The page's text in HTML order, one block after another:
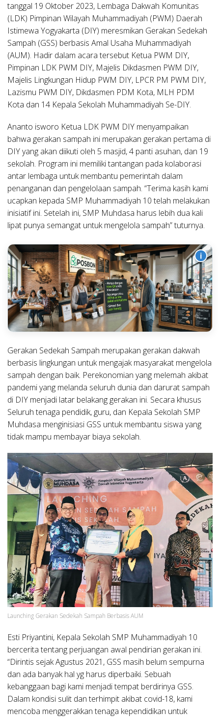
tanggal 19 Oktober 2023, Lembaga Dakwah Komunitas
(LDK) Pimpinan Wilayah Muhammadiyah (PWM) Daerah
Istimewa Yogyakarta (DIY) meresmikan Gerakan Sedekah
Sampah (GSS) berbasis Amal Usaha Muhammadiyah
(AUM). Hadir dalam acara tersebut Ketua PWM DIY,
Pimpinan LDK PWM DIY, Majelis Dikdasmen PWM DIY,
Majelis Lingkungan Hidup PWM DIY, LPCR PM PWM DIY,
Lazismu PWM DIY, Dikdasmen PDM Kota, MLH PDM
Kota dan 14 Kepala Sekolah Muhammadiyah Se-DIY.
Ananto isworo Ketua LDK PWM DIY menyampaikan
bahwa gerakan sampah ini merupakan gerakan pertama di
DIY yang akan diikuti oleh 5 masjid, 4 panti asuhan, dan 19
sekolah. Program ini memiliki tantangan pada kolaborasi
antar lembaga untuk membantu pemerintah dalam
penanganan dan pengelolaan sampah. “Terima kasih kami
ucapkan kepada SMP Muhammadiyah 10 telah melakukan
inisiatif ini. Setelah ini, SMP Muhdasa harus lebih dua kali
lipat punya semangat untuk mengelola sampah” tuturnya.
i
Gerakan Sedekah Sampah merupakan gerakan dakwah
berbasis lingkungan untuk mengajak masyarakat mengelola
sampah dengan baik. Perekonomian yang melemah akibat
pandemi yang melanda seluruh dunia dan darurat sampah
di DIY menjadi latar belakang gerakan ini. Secara khusus
Seluruh tenaga pendidik, guru, dan Kepala Sekolah SMP
Muhdasa menginisiasi GSS untuk membantu siswa yang
tidak mampu membayar biaya sekolah.
Launching Gerakan Sedekah Sampah Berbasis AUM
Esti Priyantini, Kepala Sekolah SMP Muhammadiyah 10
bercerita tentang perjuangan awal pendirian gerakan ini.
“Dirintis sejak Agustus 2021, GSS masih belum sempurna
dan ada banyak hal yg harus diperbaiki. Sebuah
kebanggaan bagi kami menjadi tempat berdirinya GSS.
Dalam kondisi sulit dan terhimpit akibat covid-18, kami
mencoba menggerakkan tenaga kependidikan untuk